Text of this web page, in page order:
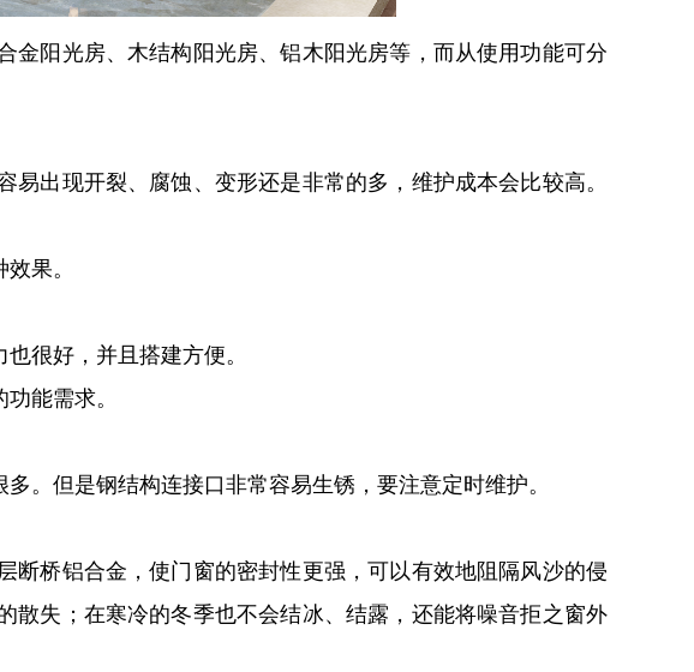
阳光房、木结构阳光房、铝木阳光房等，而从使用功能可分
出现开裂、腐蚀、变形还是非常的多，维护成本会比较高。
果。
很好，并且搭建方便。
能需求。
但是钢结构连接口非常容易生锈，要注意定时维护。
桥铝合金，使门窗的密封性更强，可以有效地阻隔风沙的侵
散失；在寒冷的冬季也不会结冰、结露，还能将噪音拒之窗外